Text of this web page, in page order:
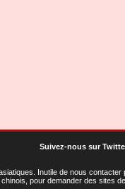
Suivez-nous sur
. Inutile de nous
pour demander des sites